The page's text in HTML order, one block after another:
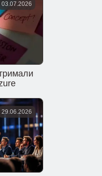
03.07.2026
29.06.2026